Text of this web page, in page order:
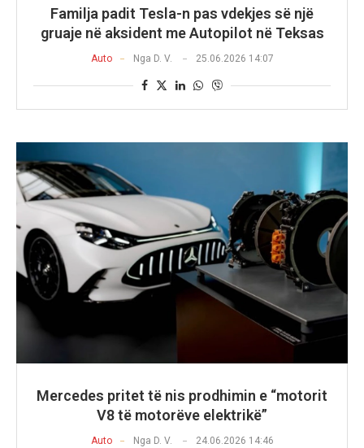
Familja padit Tesla-n pas vdekjes së një
gruaje në aksident me Autopilot në Teksas
Auto Nga D. V. 25.06.2026 14:07
Mercedes pritet të nis prodhimin e “motorit
V8 të motorëve elektrikë”
Auto Nga D. V. 24.06.2026 14:46